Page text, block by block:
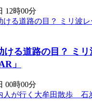
12時00分
ける道路の目？ ミ
」
00時00分